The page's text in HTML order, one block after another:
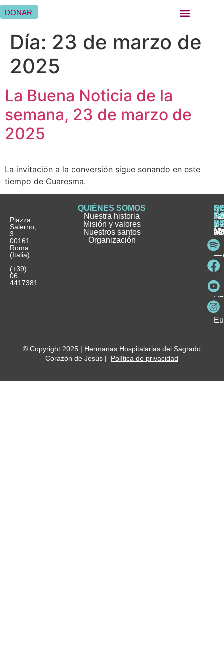
DONAR
Día: 23 de marzo de
2025
La Buena Noticia de la
semana, 23 de marzo de
2025
La invitación a la conversión sigue sonando en este
tiempo de Cuaresma.
Piazza
Salerno,
3
00161
Roma
(Italia)
(+39)
06
4417381
QUIÉNES SOMOS
Nuestra historia
Misión y valores
Nuestros santos
Organización
e
y
y
© Copyright 2025 | Hermanas Hospitalarias del Sagrado
Corazón de Jesús | Política de privacidad